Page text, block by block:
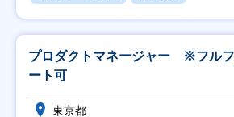
プロダクトマネージャー ※フル
ート可
東京都